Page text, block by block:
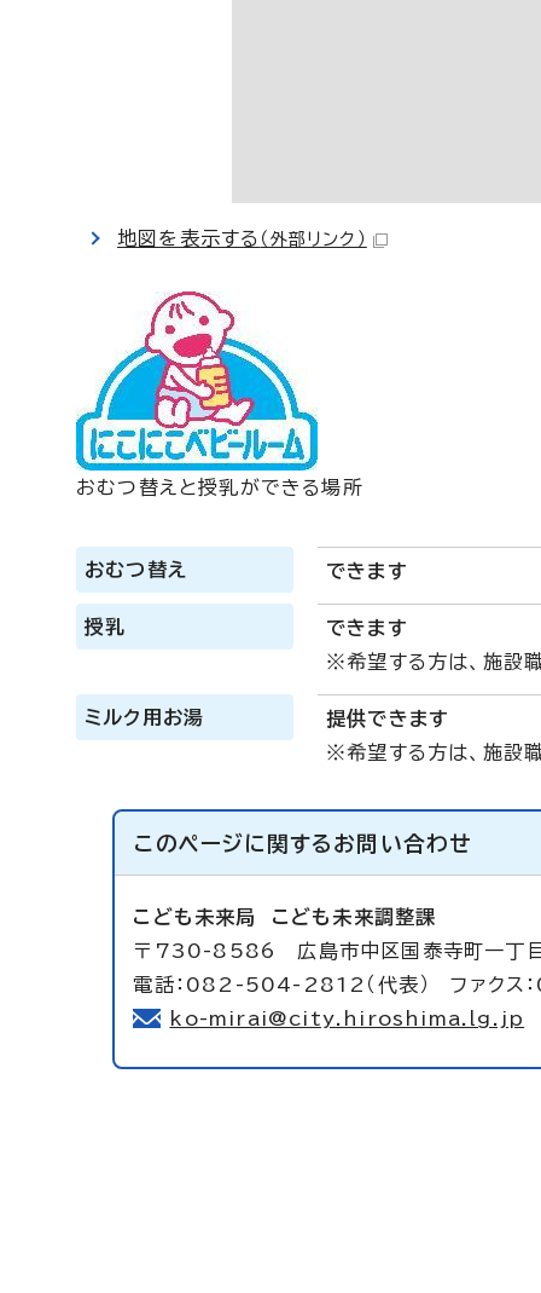
地図を表示する （外部リンク）
おむつ替えと授乳ができる場所
おむつ替え できます
授乳
できます
※希望する方は、施設
ミルク用お湯
提供できます
※希望する方は、施設
このページに関する お問い合わせ
こども未来局 こども未来調整課
〒730-8586 広島市中区国泰寺町一丁目
電話：082-504-2812（代表） ファク
ko-mirai@city.hiroshima.lg.jp